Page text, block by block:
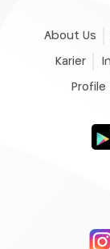
About Us
Karier
Profile